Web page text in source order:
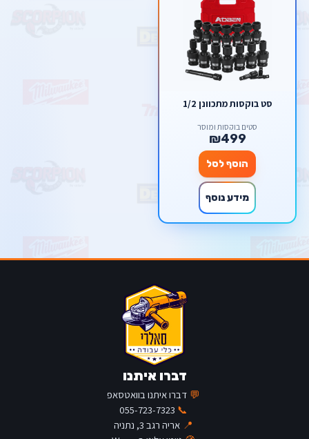
סט בוקסות מתכוונן 1/2
סטים בוקסות ומוסך
₪499
הוסף לסל
מידע נוסף
דברו איתנו
💬 דברו איתנו בוואטסאפ
📞
055-723-7323
📍 אריה רגב 3, נתניה